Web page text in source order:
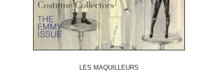
LES MAQUILLEURS